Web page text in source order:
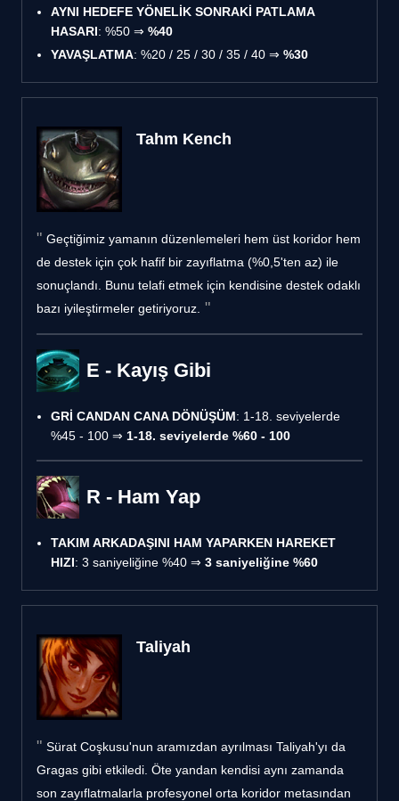
AYNI HEDEFE YÖNELİK SONRAKİ PATLAMA
HASARI: %50 ⇒ %40
YAVAŞLATMA: %20 / 25 / 30 / 35 / 40 ⇒ %30
Tahm Kench
Geçtiğimiz yamanın düzenlemeleri hem üst koridor hem
de destek için çok hafif bir zayıflatma (%0,5'ten az) ile
sonuçlandı. Bunu telafi etmek için kendisine destek odaklı
bazı iyileştirmeler getiriyoruz.
E - Kayış Gibi
GRİ CANDAN CANA DÖNÜŞÜM: 1-18. seviyelerde
%45 - 100 ⇒ 1-18. seviyelerde %60 - 100
R - Ham Yap
TAKIM ARKADAŞINI HAM YAPARKEN HAREKET
HIZI: 3 saniyeliğine %40 ⇒ 3 saniyeliğine %60
Taliyah
Sürat Coşkusu'nun aramızdan ayrılması Taliyah'yı da
Gragas gibi etkiledi. Öte yandan kendisi aynı zamanda
son zayıflatmalarla profesyonel orta koridor metasından